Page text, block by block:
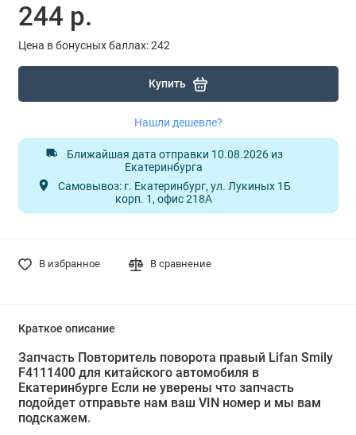
244 р.
Цена в бонусных баллах: 242
Купить
Нашли дешевле?
Ближайшая дата отправки 10.08.2026 из
Екатеринбурга
Самовывоз: г. Екатеринбург, ул. Лукиных 1Б
корп. 1, офис 218А
В избранное В сравнение
Краткое описание
Запчасть Повторитель поворота правый Lifan Smily
F4111400 для китайского автомобиля в
Екатеринбурге Если не уверены что запчасть
подойдет отправьте нам ваш VIN номер и мы вам
подскажем.